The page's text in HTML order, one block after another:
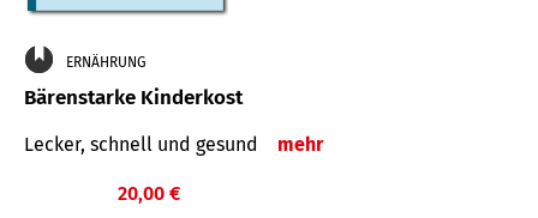
ERNÄHRUNG
Bärenstarke Kinderkost
Lecker, schnell und gesund mehr
20,00 €